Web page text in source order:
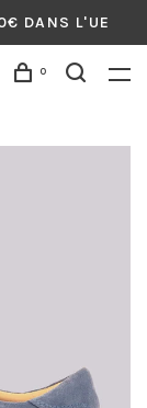
DANS L'UE
0